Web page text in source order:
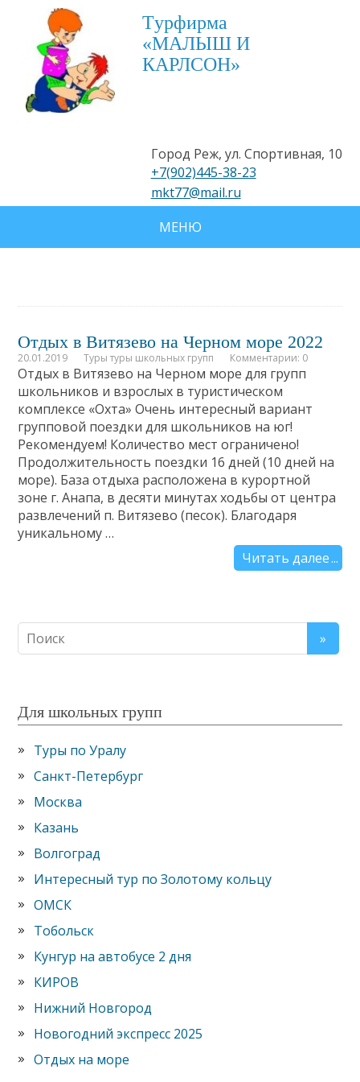
Tурфирма
«МАЛЫШ И
КАРЛСОН»
Город Реж, ул. Спортивная, 10
+7(902)445-38-23
mkt77@mail.ru
МЕНЮ
Отдых в Витязево на Черном море 2022
20.01.2019 Туры туры школьных групп Комментарии: 0
Отдых в Витязево на Черном море для групп
школьников и взрослых в туристическом
комплексе «Охта» Очень интересный вариант
групповой поездки для школьников на юг!
Рекомендуем! Количество мест ограничено!
Продолжительность поездки 16 дней (10 дней на
море). База отдыха расположена в курортной
зоне г. Анапа, в десяти минутах ходьбы от центра
развлечений п. Витязево (песок). Благодаря
уникальному …
Читать далее
Для школьных групп
Туры по Уралу
Санкт-Петербург
Москва
Казань
Волгоград
Интересный тур по Золотому кольцу
ОМСК
Тобольск
Кунгур на автобусе 2 дня
КИРОВ
Нижний Новгород
Новогодний экспресс 2025
Отдых на море